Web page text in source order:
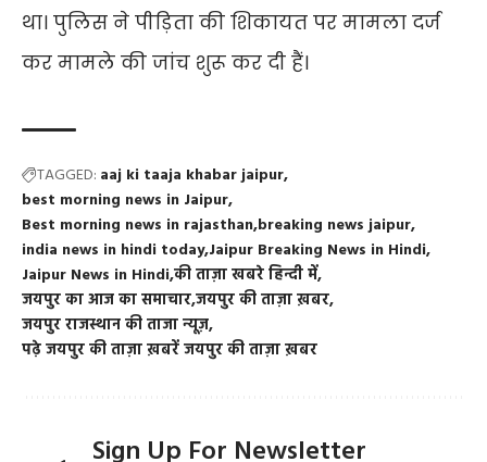
था। पुलिस ने पीड़िता की शिकायत पर मामला दर्ज
कर मामले की जांच शुरू कर दी हैं।
TAGGED: aaj ki taaja khabar jaipur
best morning news in Jaipur
Best morning news in rajasthan breaking news jaipur
india news in hindi today Jaipur Breaking News in Hindi
Jaipur News in Hindiकी ताज़ा खबरे हिन्दी में
जयपुर का आज का समाचारजयपुर की ताज़ा ख़बर
जयपुर राजस्थान की ताजा न्यूज़
पढ़े जयपुर की ताज़ा ख़बरें जयपुर की ताज़ा ख़बर
Sign Up For Newsletter